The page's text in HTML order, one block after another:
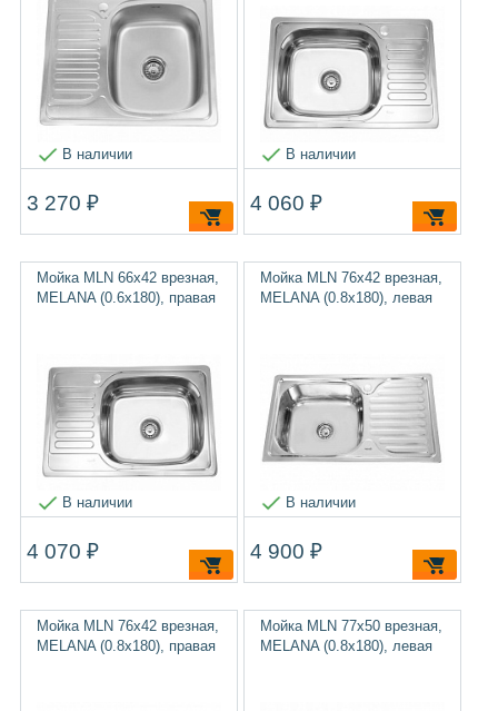
В наличии
3 270 ₽
В наличии
4 060 ₽
Мойка MLN 66х42 врезная,
MELANA (0.6х180), правая
В наличии
4 070 ₽
Мойка MLN 76х42 врезная,
MELANA (0.8х180), левая
В наличии
4 900 ₽
Мойка MLN 76х42 врезная,
MELANA (0.8х180), правая
Мойка MLN 77х50 врезная,
MELANA (0.8х180), левая